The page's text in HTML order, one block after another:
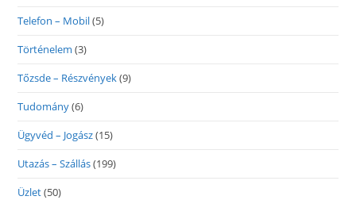
Telefon – Mobil(5)
Történelem (3)
Tőzsde – Részvények(9)
Tudomány(6)
Ügyvéd – Jogász(15)
Utazás – Szállás(199)
Üzlet(50)